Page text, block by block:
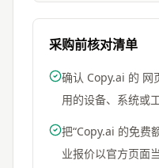
采购前核对清单
确认 Copy.ai 的 网
用的设备、系统或
把“Copy.ai 的免费
业报价以官方页面